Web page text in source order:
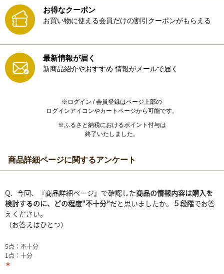
お得なクーポン
お買い物に使える会員だけの割引クーポンがもらえる
最新情報が届く
新商品紹介やおすすめ 情報がメールで届く
※ログイン / 会員登録はページ上部の
ログインアイコンやカートページから可能です。
※ふるさと納税におけるポイント付与は
終了いたしました。
商品詳細ページに関するアンケート